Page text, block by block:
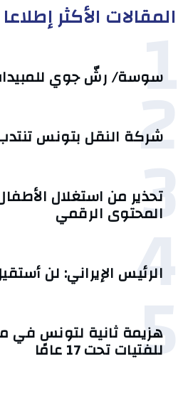
المقالات الأكثر إطلاعا
1
سوسة/ رشّ جوي
2
شركة النقل بتونس
3
تحذير من استغلال
المحتوى الرقمي
4
الرئيس الإيراني: لن
5
هزيمة ثانية لتونس في
للفتيات تحت 17 عامًا